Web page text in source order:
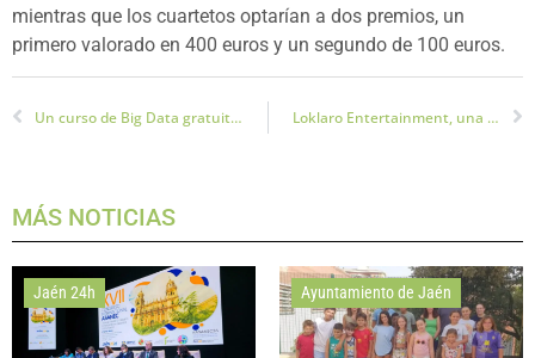
mientras que los cuartetos optarían a dos premios, un
primero valorado en 400 euros y un segundo de 100 euros.
Un curso de Big Data gratuito para jóvenes desempleados llega a Jaén Loklaro Entertainment, una productora jiennense, estrena la obra «Tríptico Infernal»
MÁS NOTICIAS
Jaén 24h Ayuntamiento de Jaén